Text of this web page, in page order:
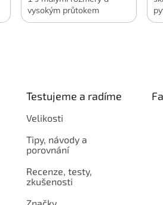
vysokým průtokem
vzduchu 500 l/min. Navíc
Testujeme a radíme
Velikosti
Tipy, návody a
porovnání
Recenze, testy,
zkušenosti